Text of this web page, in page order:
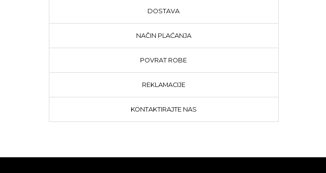
DOSTAVA
NAČIN PLAĆANJA
POVRAT ROBE
REKLAMACIJE
KONTAKTIRAJTE NAS